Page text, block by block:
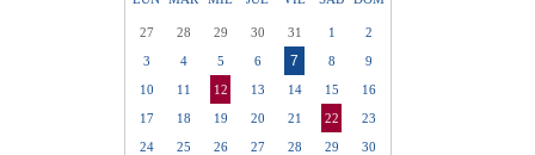
27 28 29 30 31 1
2
3
4 5 6 7 8
9
10
11 12 13 14 15
16
17
18 19 20 21 22
23
24
25 26 27 28 29
30